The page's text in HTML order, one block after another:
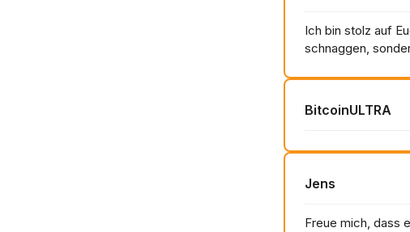
Ich bin stolz auf
schnaggen,
BitcoinULTRA
Jens
Freue mich, dass